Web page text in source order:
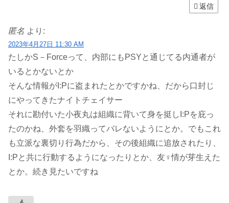
返信
匿名 より:
2023年4月27日 11:30 AM
たしかS－Forceって、内部にもPSYと通じてる内通者が
いるとかないとか
そんな情報がI:Pに盗まれたとかですかね、だから口封じ
にやってきたナイトチェイサー
それに勘付いた小夜丸は組織に背いて身を挺しI:Pを庇っ
たのかね、外套を羽織ってバレないようにとか。でもこれ
も立派な裏切り行為だから、その後組織に追放されたり、
I:Pと共に行動するようになったりとか、友♀情が芽生えた
とか。続き見たいですね